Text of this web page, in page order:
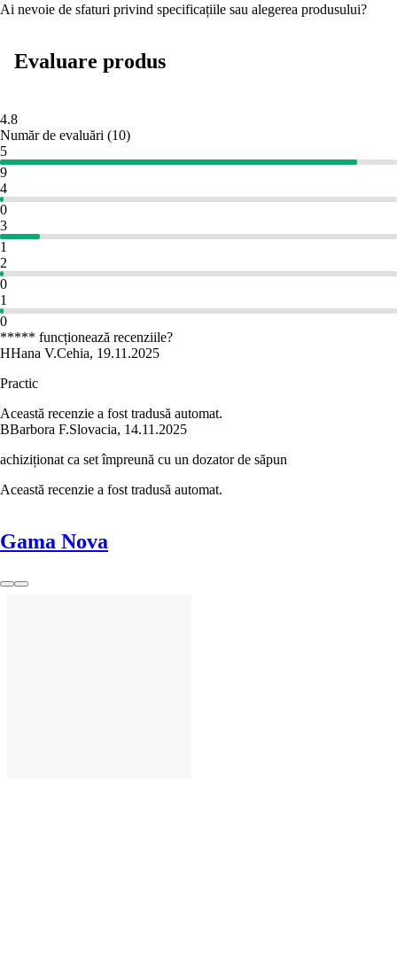
Ai nevoie de sfaturi privind specificațiile sau alegerea produsului?
Evaluare produs
4.8
Număr de evaluări (10)
5
9
4
0
3
1
2
0
1
0
***** funcționează recenziile?
HHana V.Cehia, 19.11.2025
Practic
Această recenzie a fost tradusă automat.
BBarbora F.Slovacia, 14.11.2025
achiziționat ca set împreună cu un dozator de săpun
Această recenzie a fost tradusă automat.
Gama Nova